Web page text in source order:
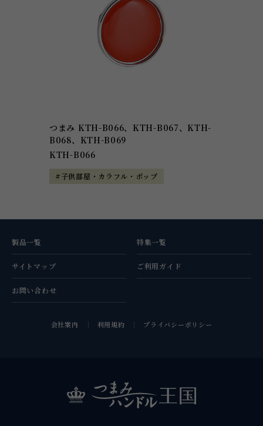
つまみ KTH-B066、KTH-B067、KTH-
B068、KTH-B069
KTH-B066
#子供部屋・カラフル・ポップ
製品一覧 特集一覧
サイトマップ ご利用ガイド
お問い合わせ
会社案内 利用規約 プライバシーポリシー